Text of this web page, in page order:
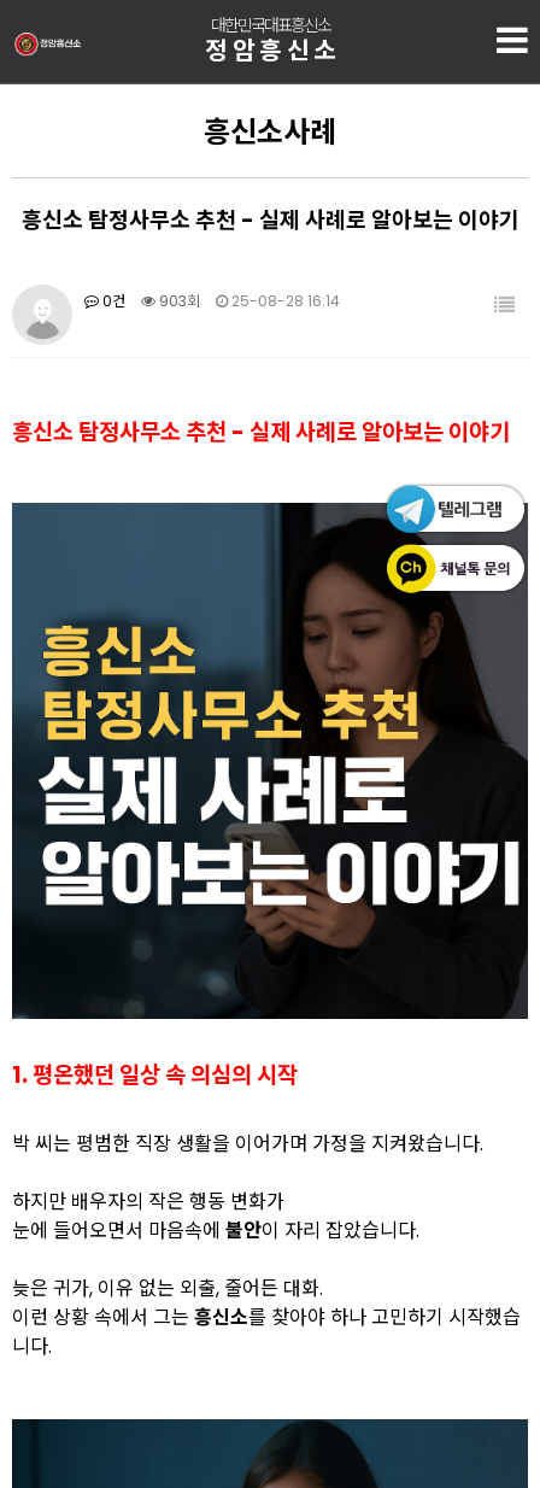
대한민국대표흥신소
정암흥신소
흥신소사례
흥신소 탐정사무소 추천 - 실제 사례로 알아보는 이야기
0건 903회 25-08-28 16:14
흥신소 탐정사무소 추천 - 실제 사례로 알아보는 이야기
1. 평온했던 일상 속 의심의 시작
박 씨는 평범한 직장 생활을 이어가며 가정을 지켜왔습니다.
하지만 배우자의 작은 행동 변화가
눈에 들어오면서 마음속에 불안이 자리 잡았습니다.
늦은 귀가, 이유 없는 외출, 줄어든 대화.
이런 상황 속에서 그는 흥신소를 찾아야 하나 고민하기 시작했습
니다.